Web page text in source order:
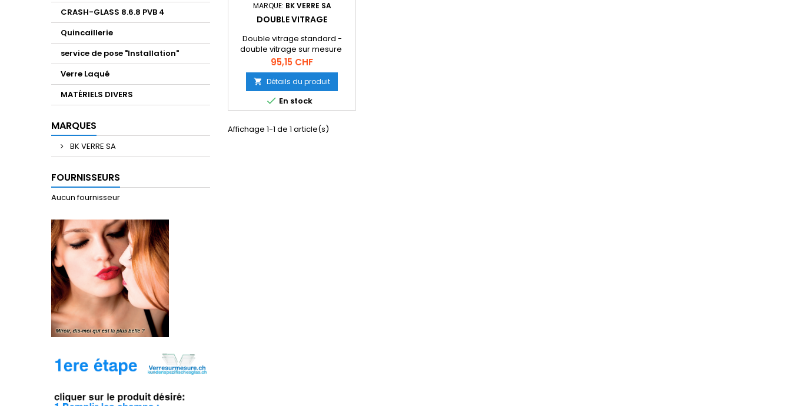
CRASH-GLASS 8.6.8 PVB 4
Quincaillerie
service de pose "Installation"
Verre Laqué
MATÉRIELS DIVERS
MARQUES
BK VERRE SA
FOURNISSEURS
Aucun fournisseur
MARQUE: BK VERRE SA
DOUBLE VITRAGE
Double vitrage standard -
double vitrage sur mesure
Attention intercalaire 6mm est
que pour les petite
dimensions maximum 500mm
/ 1000mm Attension altitude
maximum 500m pour d'autres
altitudes veuillez contacter
info@vitreenligne.ch Forme
ronde MAX : 800 de diamètre
Prix
95,15 CHF
 Détails du produit
 En stock
Affichage 1-1 de 1 article(s)